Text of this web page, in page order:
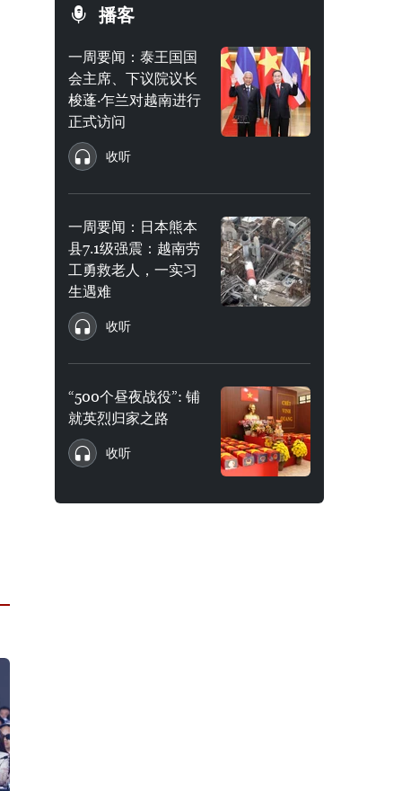
播客
一周要闻：泰王国国
会主席、下议院议长
梭蓬·乍兰对越南进行
正式访问
收听
一周要闻：日本熊本
县7.1级强震：越南劳
工勇救老人，一实习
生遇难
收听
“500个昼夜战役”: 铺
就英烈归家之路
收听